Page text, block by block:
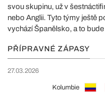
svou skupinu, už v
nebo Anglii. Tyto týmy ještě
vychází Španělsko, a to
PŘÍPRAVNÉ ZÁPASY
27.03.2026
Kolumbie